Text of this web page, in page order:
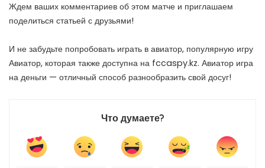
Ждем ваших комментариев об этом матче и приглашаем
поделиться статьей с друзьями!
И не забудьте попробовать играть в авиатор, популярную игру
Авиатор, которая также доступна на fccaspy.kz. Авиатор игра
на деньги — отличный способ разнообразить свой досуг!
Что думаете?